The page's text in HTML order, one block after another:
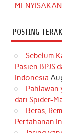
POSTING
Sebelum
Pasien BPJS
Indonesia
Pahlawan
dari Spider-
Beras,
Pertahanan